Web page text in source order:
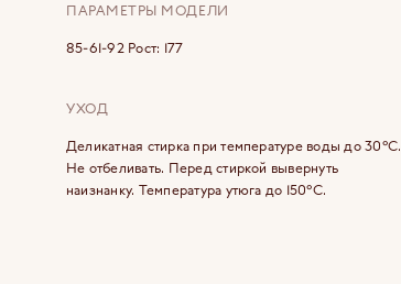
ПАРАМЕТРЫ МОДЕЛИ
85-61-92 Рост: 177
УХОД
Деликатная стирка при температуре воды до 30°C.
Не отбеливать. Перед стиркой вывернуть
наизнанку. Температура утюга до 150°C.